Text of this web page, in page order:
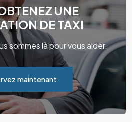
UNE
DE TAXI
sommes là pour vous aider.
maintenant